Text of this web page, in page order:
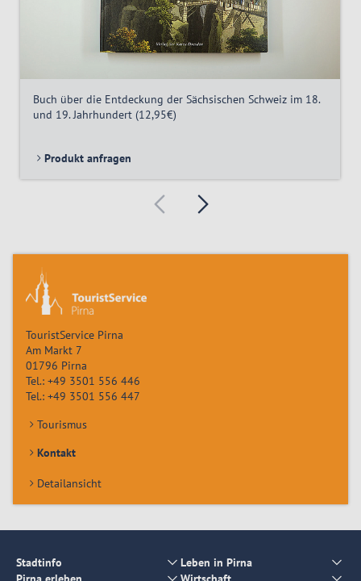
Buch über die Entdeckung der Sächsischen Schweiz im 18.
und 19. Jahrhundert (12,95€)
Produkt anfragen
TouristService Pirna
Am Markt 7
01796 Pirna
Tel.: +49 3501 556 446
Tel.: +49 3501 556 447
Tourismus
Kontakt
Detailansicht
Stadtinfo
Leben in Pirna